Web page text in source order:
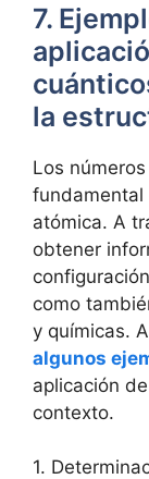
7.
la
Los
fundamental
atómica. A
obtener
como
y químicas.
algunos
aplicación
contexto.
1.